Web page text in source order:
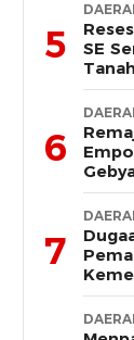
5
SE
6
7
Kunci
Polisi